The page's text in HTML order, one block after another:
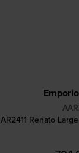
AR2411 Renato